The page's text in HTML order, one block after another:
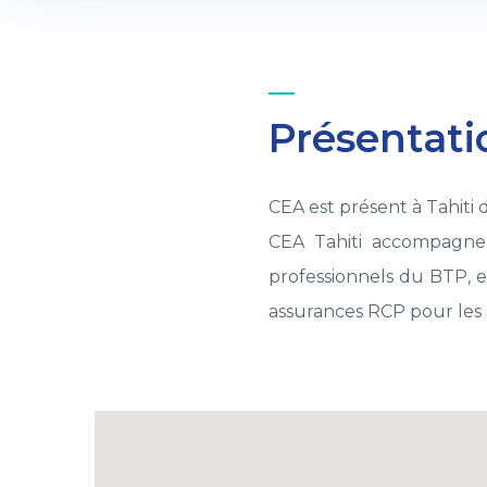
CEA est présent à Tahiti
CEA Tahiti
professionnels du BTP,
assurances RCP pour